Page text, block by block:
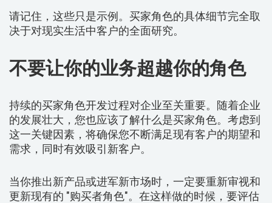
请记住，这些只是示例。买家角色的具体细节完全取
决于对现实生活中客户的全面研究。
不要让你的业务超越你的角色
持续的买家角色开发过程对企业至关重要。随着企业
的发展壮大，您也应该了解什么是买家角色。考虑到
这一关键因素，将确保您不断满足现有客户的期望和
需求，同时有效吸引新客户。
当你推出新产品或进军新市场时，一定要重新审视和
更新现有的 "购买者角色"。在这样做的时候，要评估